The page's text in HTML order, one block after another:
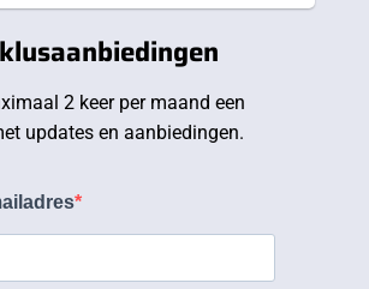
2 keer per maand een
updates en aanbiedingen.